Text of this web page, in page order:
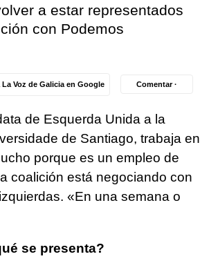
a estar representados
con Podemos
La Voz de Galicia en Google Comentar ·
de Esquerda Unida a la
de Santiago, trabaja en
porque es un empleo de
coalición está negociando con
«En una semana o
se presenta?